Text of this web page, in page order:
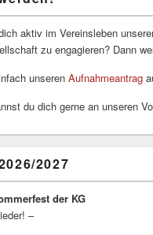
aktiv im Vereinsleben
zu engagieren? Dann
unseren Aufnahmeantrag
du dich gerne an unseren
2027
der KG
–